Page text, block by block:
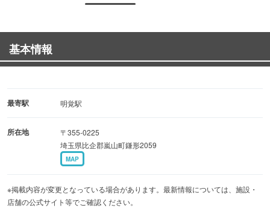
基本情報
最寄駅 明覚駅
所在地
〒355-0225
埼玉県比企郡嵐山町鎌形2059
MAP
※掲載内容が変更となっている場合があります。最新情報については、施設・
店舗の公式サイト等でご確認ください。